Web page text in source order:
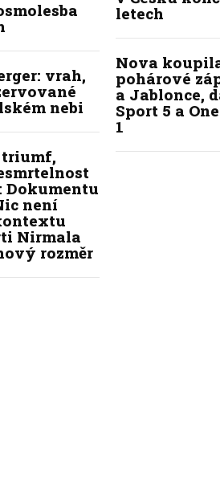
vrah,
nebi
triumf,
Dokumentu
není
Nirmala
rozměr
letech
Nova
pohárové
a Jablonce,
Sport 5 a
1